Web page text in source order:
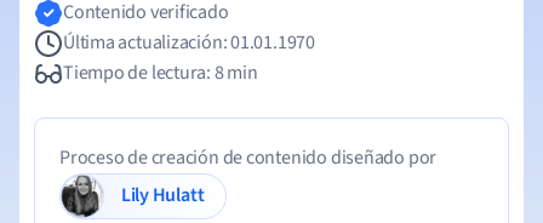
Contenido verificado
Última actualización: 01.01.1970
Tiempo de lectura: 8 min
Proceso de creación de contenido diseñado por
Lily Hulatt